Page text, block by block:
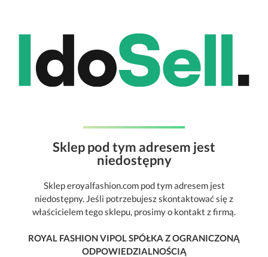
Sklep pod tym adresem jest
niedostępny
Sklep eroyalfashion.com pod tym adresem jest
niedostępny. Jeśli potrzebujesz skontaktować się z
właścicielem tego sklepu, prosimy o kontakt z firmą.
ROYAL FASHION VIPOL SPÓŁKA Z OGRANICZONĄ
ODPOWIEDZIALNOŚCIĄ